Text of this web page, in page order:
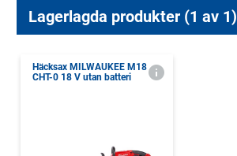
Lagerlagda produkter (1 av 1)
Häcksax MILWAUKEE M18
CHT-0 18 V utan batteri